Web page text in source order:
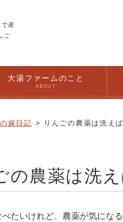
産
ご
大湯ファームのこと
ABOUT
嫁日記 りんごの農薬は洗え
の農薬は洗
べたいけれど、農薬が気にな